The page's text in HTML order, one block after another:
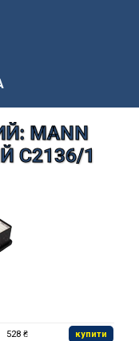
MANN
C2136/1
528 ₴ купити